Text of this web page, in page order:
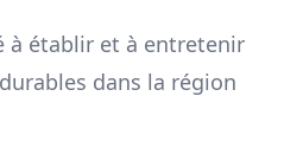
à établir et à entretenir
dans la région